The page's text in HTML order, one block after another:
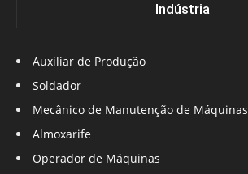
Indústria
Auxiliar de Produção
Soldador
Mecânico de Manutenção de Máquinas
Almoxarife
Operador de Máquinas